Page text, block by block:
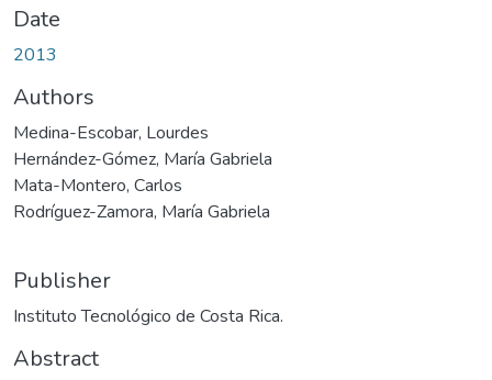
Date
2013
Authors
Medina-Escobar, Lourdes
Hernández-Gómez, María Gabriela
Mata-Montero, Carlos
Rodríguez-Zamora, María Gabriela
Publisher
Instituto Tecnológico de Costa Rica.
Abstract